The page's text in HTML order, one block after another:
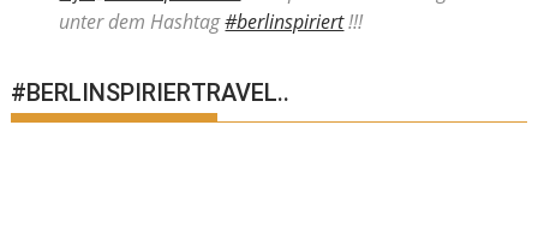
unter dem Hashtag#berlinspiriert!!!
#BERLINSPIRIERTRAVEL..